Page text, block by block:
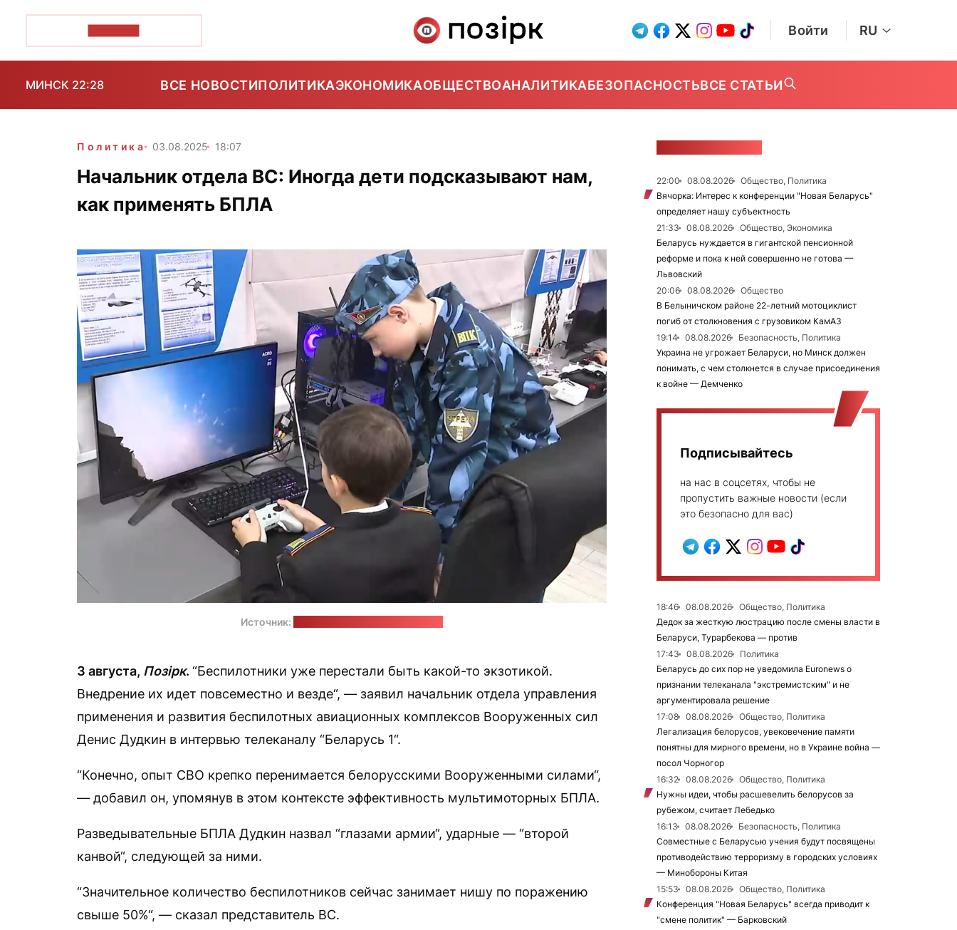
Войти RU
МИНСК 22:28 ВСЕ НОВОСТИПОЛИТИКАЭКОНОМИКАОБЩЕСТВОАНАЛИТИКАБЕЗОПАСНОСТЬВСЕ СТАТЬИ
Политика 03.08.2025 18:07
Начальник отдела ВС: Иногда дети подсказывают нам,
как применять БПЛА
Источник:
3 августа, Позірк. “Беспилотники уже перестали быть какой-то экзотикой.
Внедрение их идет повсеместно и везде“, — заявил начальник отдела управления
применения и развития беспилотных авиационных комплексов Вооруженных сил
Денис Дудкин в интервью телеканалу “Беларусь 1“.
“Конечно, опыт СВО крепко перенимается белорусскими Вооруженными силами“,
— добавил он, упомянув в этом контексте эффективность мультимоторных БПЛА.
Разведывательные БПЛА Дудкин назвал “глазами армии“, ударные — “второй
канвой“, следующей за ними.
“Значительное количество беспилотников сейчас занимает нишу по поражению
свыше 50%“, — сказал представитель ВС.
22:00 08.08.2026
Общество, Политика
Вячорка: Интерес к конференции "Новая Беларусь"
определяет нашу субъектность
21:33
08.08.2026
Общество, Экономика
Беларусь нуждается в гигантской пенсионной
реформе и пока к ней совершенно не готова —
Львовский
20:06
08.08.2026
Общество
В Белыничском районе 22-летний мотоциклист
погиб от столкновения с грузовиком КамАЗ
19:14
08.08.2026
Безопасность, Политика
Украина не угрожает Беларуси, но Минск должен
понимать, с чем столкнется в случае присоединения
к войне — Демченко
Подписывайтесь
на нас в соцсетях, чтобы не
пропустить важные новости (если
это безопасно для вас)
18:46 08.08.2026
Общество, Политика
Дедок за жесткую люстрацию после смены власти в
Беларуси, Турарбекова — против
17:43
08.08.2026
Политика
Беларусь до сих пор не уведомила Euronews о
признании телеканала "экстремистским" и не
аргументировала решение
17:08
08.08.2026
Общество, Политика
Легализация белорусов, увековечение памяти
понятны для мирного времени, но в Украине война —
посол Чорногор
16:32
08.08.2026
Общество, Политика
Нужны идеи, чтобы расшевелить белорусов за
рубежом, считает Лебедько
16:13
08.08.2026
Безопасность, Политика
Совместные с Беларусью учения будут посвящены
противодействию терроризму в городских условиях
— Минобороны Китая
15:53
08.08.2026
Общество, Политика
Конференция "Новая Беларусь" всегда приводит к
"смене политик" — Барковский